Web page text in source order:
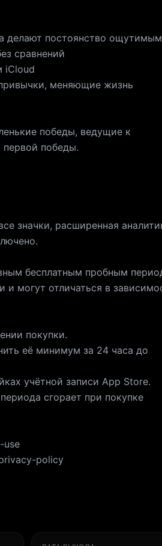
делают постоянство ощутимым
сравнений
iCloud
меняющие жизнь
победы, ведущие к
первой победы.
значки, расширенная
бесплатным пробным
могут отличаться в
покупки.
её минимум за 24 часа до
учётной записи App Store.
сгорает при покупке
use
policy